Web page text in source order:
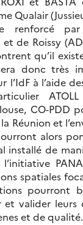
Qualair
renforcé
de Roissy
qu’il
donc très
à l’aide
CO-PDD
Réunion et
alors
installé de
spatiales
pourront
et valider leurs
et de qualité.